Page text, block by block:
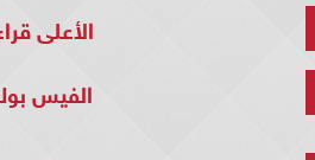
الأعلى
الفيس